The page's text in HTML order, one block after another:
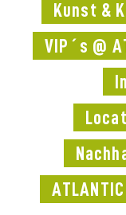
Kunst &
VIP´s @